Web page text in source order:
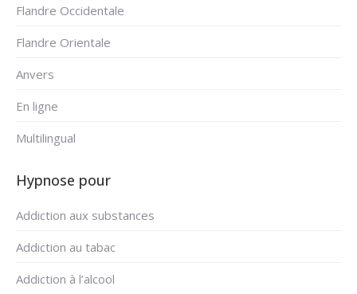
Flandre Occidentale
Flandre Orientale
Anvers
En ligne
Multilingual
Hypnose pour
Addiction aux substances
Addiction au tabac
Addiction à l’alcool